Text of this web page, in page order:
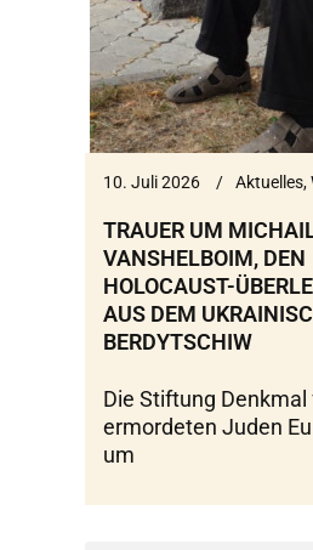
10. Juli 2026 Aktuelles,
TRAUER UM
VANSHELBOIM, DEN
HOLOCAUST-
AUS DEM
BERDYTSCHIW
Die Stiftung Denkmal
ermordeten Juden
um